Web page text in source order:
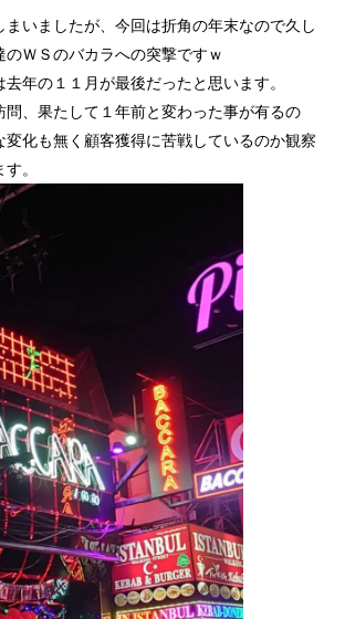
まいましたが、今回は折角の年末なので久し
ＷＳのバカラへの突撃ですｗ
年の１１月が最後だったと思います。
問、果たして１年前と変わった事が有るの
化も無く顧客獲得に苦戦しているのか観察
。